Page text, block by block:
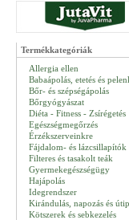
Termékkategóriák
Allergia ellen
Babaápolás, etetés és
Bőr- és szépségápolás
Bőrgyógyászat
Diéta - Fitness - Zsírégetés
Egészségmegőrzés
Érzékszerveinkre
Fájdalom- és lázcsillapítók
Filteres és tasakolt teák
Gyermekegészségügy
Hajápolás
Idegrendszer
Kirándulás, napozás és
Kötszerek és sebkezelés